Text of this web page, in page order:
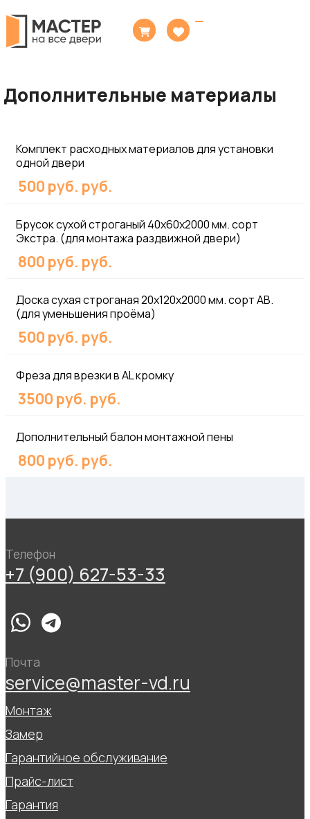
Дополнительные материалы
Комплект расходных материалов для установки
одной двери
500 руб. руб.
Брусок сухой строганый 40х60х2000 мм. сорт
Экстра. (для монтажа раздвижной двери)
800 руб. руб.
Доска сухая строганая 20х120х2000 мм. сорт АВ.
(для уменьшения проёма)
500 руб. руб.
Фреза для врезки в AL кромку
3500 руб. руб.
Дополнительный балон монтажной пены
800 руб. руб.
Телефон
+7 (900) 627-53-33
Почта
service@master-vd.ru
Монтаж
Замер
Гарантийное обслуживание
Прайс-лист
Гарантия